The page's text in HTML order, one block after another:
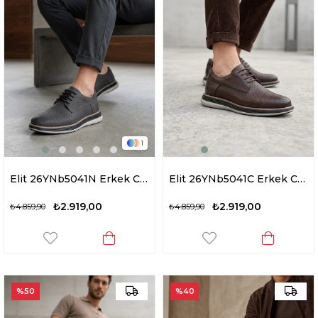
1
Elit 26YNb5041N Erkek Casual Ayakkabı Gri
₺2.919,00
₺4.859,90
Elit 26YNb5041C Erkek Casual Ayakkabı Kahverengi
₺2.919,00
₺4.859,90
%50 %40